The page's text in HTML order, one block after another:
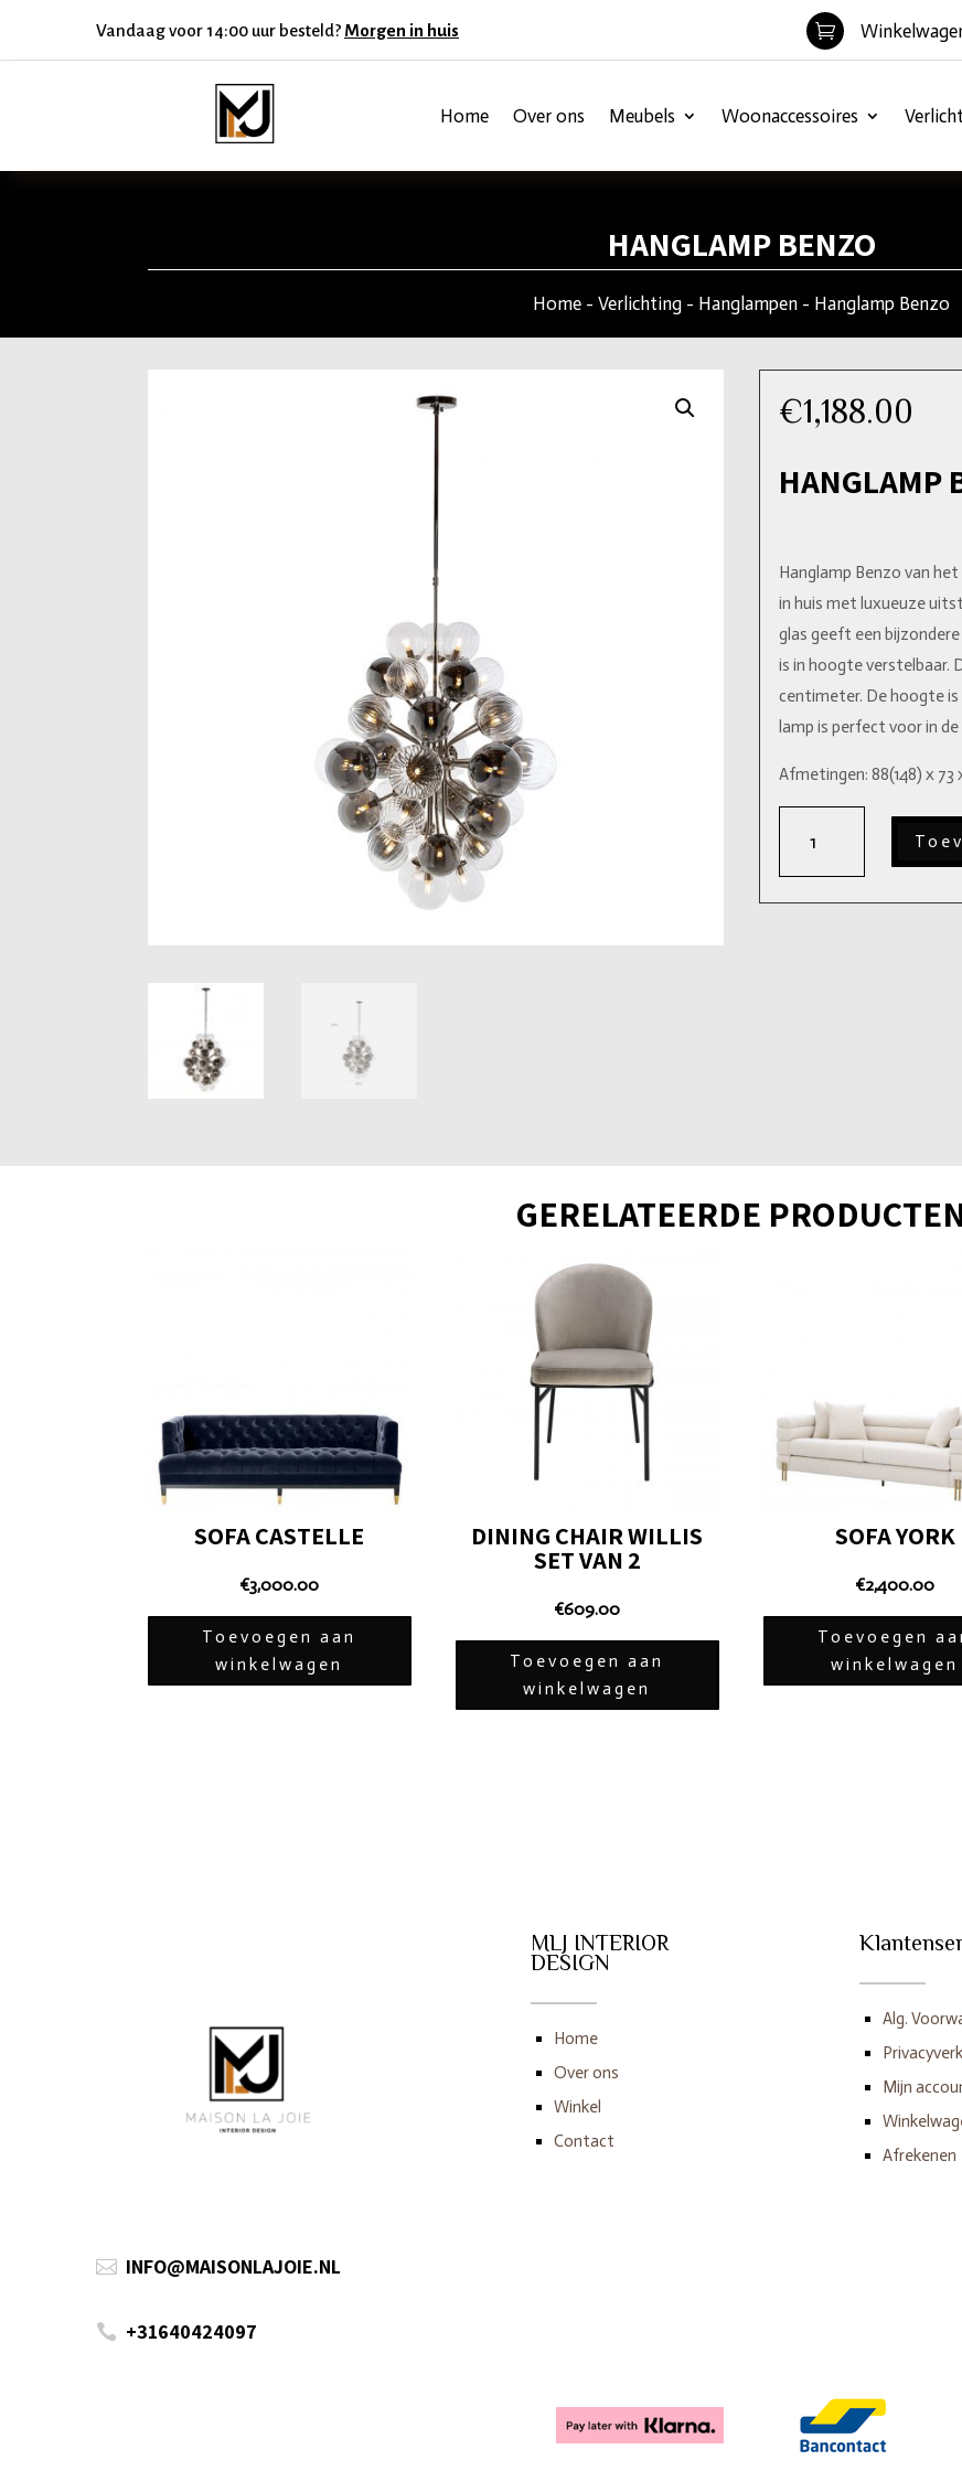
Vandaag voor 14:00 uur besteld? Morgen in huis 
Home Over ons Meubels Woonaccessoires
HANGLAMP BENZO
Home - Verlichting - Hanglampen - Hanglamp Benzo
€1,188.00
HANGLAMP
Hanglamp Benzo van
in huis met luxueuze
glas geeft een
is in hoogte verstelbaar.
centimeter. De hoogte
lamp is perfect voor in
Afmetingen: 88(148) x 73
Benzo
aantal
GERELATEERDE
SOFA CASTELLE
€3,000.00
Toevoegen aan
winkelwagen
DINING CHAIR WILLIS
SET VAN 2
€609.00
Toevoegen aan
winkelwagen
SOFA YORK
€2,400.00
Toevoegen
winkelwagen
 INFO@MAISONLAJOIE.NL
 +31640424097
MLJ INTERIOR
DESIGN
Home
Over ons
Winkel
Contact
Alg.
Mijn
Afrekenen